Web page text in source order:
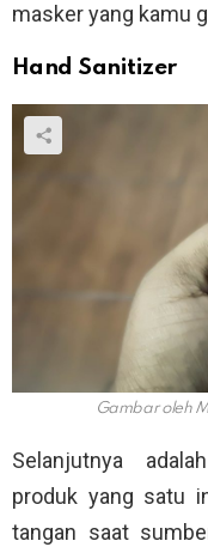
masker yang kamu
Hand Sanitizer
Gambar oleh
Selanjutnya
produk yang satu
tangan saat